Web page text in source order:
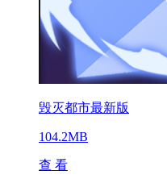
毁灭都市最新版
104.2MB
查 看